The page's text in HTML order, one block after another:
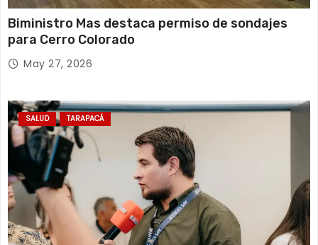
Biministro Mas destaca permiso de sondajes
para Cerro Colorado
May 27, 2026
SALUD TARAPACÁ